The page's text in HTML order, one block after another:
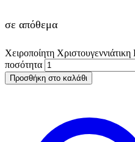
σε απόθεμα
Χειροποίητη
ποσότητα
Προσθήκη στο καλάθι